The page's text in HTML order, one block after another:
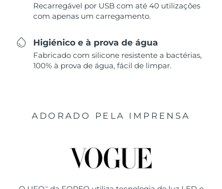
Recarregável por USB com até 40 utilizações
com apenas um carregamento.
Higiénico e à prova de água
Fabricado com silicone resistente a bactérias,
100% à prova de água, fácil de limpar.
ADORADO PELA IMPRENSA
TM